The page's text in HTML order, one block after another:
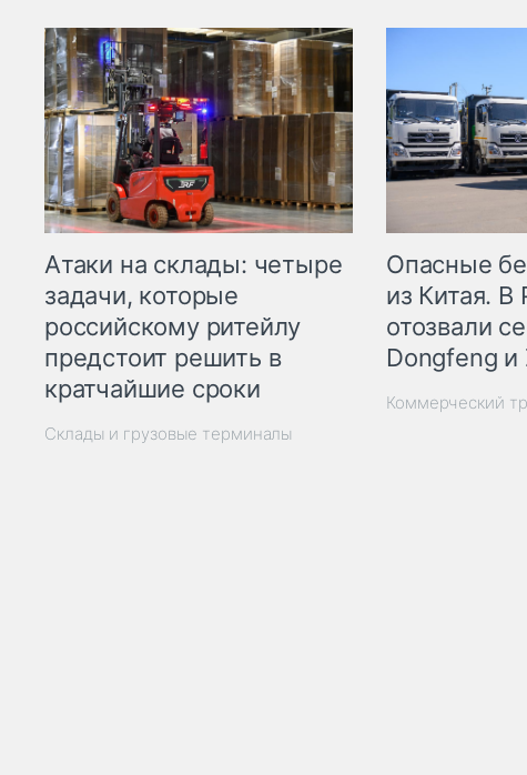
Атаки на склады: четыре
задачи, которые
российскому ритейлу
предстоит решить в
кратчайшие сроки
Склады и грузовые терминалы
Опасные
из Китая. В
отозвали
Dongfeng и
Коммерческий